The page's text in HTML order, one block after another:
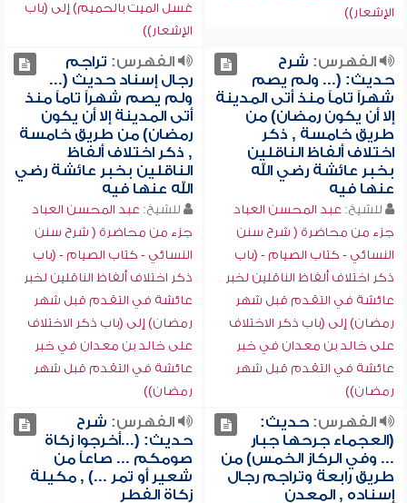
الإشعار))
غسل الميت بالحميم) إلى (باب
الإشعار))
الفهرس: شرح
حديث: (... ولم يصم
شهراً تاماً منذ أتى المدينة
إلا أن يكون رمضان) من
طريق خامسة , ذكر
اختلاف ألفاظ الناقلين
بخبر عائشة رضي الله
عنها فيه
للشيخ: عبد المحسن العباد
جزء من محاضرة ( شرح سنن
النسائي - كتاب الصيام - (باب
ذكر اختلاف ألفاظ الناقلين لخبر
عائشة في التقدم قبل شهر
رمضان) إلى (باب ذكر الاختلاف
على خالد بن معدان في خبر
عائشة في التقدم قبل شهر
رمضان))
الفهرس: تراجم
رجال إسناد حديث (...
ولم يصم شهراً تاماً منذ
أتى المدينة إلا أن يكون
رمضان) من طريق خامسة
, ذكر اختلاف ألفاظ
الناقلين بخبر عائشة رضي
الله عنها فيه
للشيخ: عبد المحسن العباد
جزء من محاضرة ( شرح سنن
النسائي - كتاب الصيام - (باب
ذكر اختلاف ألفاظ الناقلين لخبر
عائشة في التقدم قبل شهر
رمضان) إلى (باب ذكر الاختلاف
على خالد بن معدان في خبر
عائشة في التقدم قبل شهر
رمضان))
الفهرس:حديث:
(العجماء جرحها جبار
... وفي الركاز الخمس) من
طريق رابعة وتراجم رجال
إسناده , المعدن
الفهرس: شرح
حديث: (...أخرجوا زكاة
صومكم ... صاعاً من
شعير أو تمر ...) , مكيلة
زكاة الفطر